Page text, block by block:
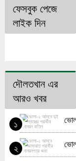
ফেসবুক পেজে
লাইক দিন
দৌলতখান এর
আরও খবর
১
২